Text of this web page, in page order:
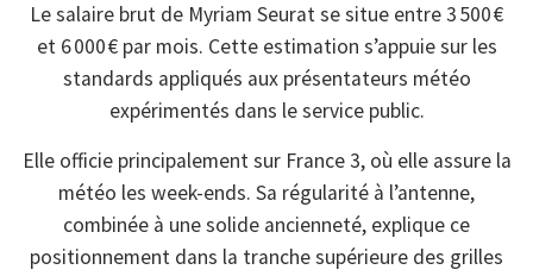
Le salaire brut de Myriam Seurat se situe entre 3 500 €
et 6 000 € par mois. Cette estimation s’appuie sur les
standards appliqués aux présentateurs météo
expérimentés dans le service public.
Elle officie principalement sur France 3, où elle assure la
météo les week-ends. Sa régularité à l’antenne,
combinée à une solide ancienneté, explique ce
positionnement dans la tranche supérieure des grilles